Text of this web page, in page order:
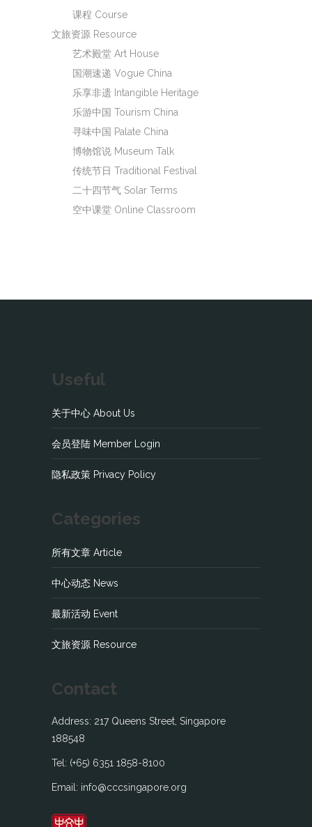
课程 Course
文旅资源 Resource
艺术殿堂 Art House
国潮速递 Vogue China
乐享非遗 Intangible Heritage
乐游中国 Tourism China
寻味中国 Palate China
博物馆说 Museum Talk
传统节日 Traditional Festival
二十四节气 Solar Terms
空中课堂 Online Classroom
Useful
关于中心 About Us
会员登陆 Member Login
隐私政策 Privacy Policy
Categories
所有文章 Article
中心动态 News
最新活动 Event
文旅资源 Resource
Contact
Address: 217 Queens Street, Singapore
188548
Tel: (+65) 6351 1858-8100
Email: info@cccsingapore.org